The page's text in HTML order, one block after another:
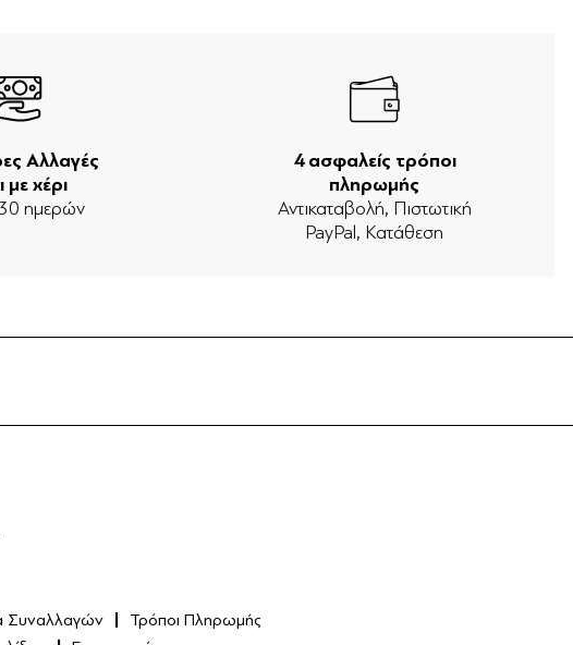
Αλλαγές
με χέρι
30 ημερών
4 ασφαλείς τρόποι
πληρωμής
Αντικαταβολή, Πιστωτική
PayPal, Κατάθεση
Συναλλαγών
Τρόποι Πληρωμής